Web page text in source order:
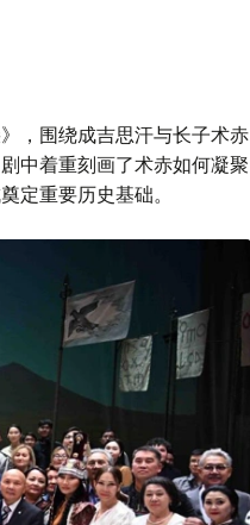
实意义的命题。
围绕成吉思汗与长子术赤